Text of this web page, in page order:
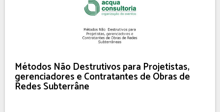
Métodos Não Destrutivos para Projetistas,
gerenciadores e Contratantes de Obras de
Redes Subterrâne